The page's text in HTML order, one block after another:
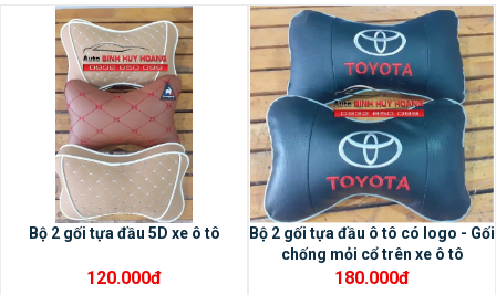
Pro X3- Màn hình DVD Android Oled
Pro X3 có bộ nhớ Ram 2G, bộ nhớ trong
32G, chip 8 nhân, bảo hành 18 tháng- Màn
hình Android Oled Pro X3 sử dụng không
giới hạn các ứng dụng trong cửa hàng CH
play- Màn hình IPS, cảm biến rất thông
minh, cảnh báo được đóng cửa bị hở
không khít ngay trên màn hình.- Hỗ trợ
camera AHD siêu rõ nét cho độ phân giải
Full HD 1920x1080p, chất lượng cao hơn
Bộ 2 gối tựa đầu 5D xe ô tô
120.000đ
Bộ 2 gối tựa đầu ô tô có logo - Gối
chống mỏi cổ trên xe ô tô
180.000đ